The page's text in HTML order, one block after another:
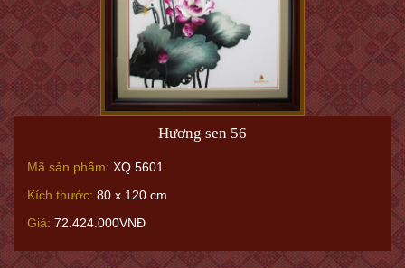
Hương sen 56
Mã sản phẩm: XQ.5601
Kích thước: 80 x 120 cm
Giá: 72.424.000VNĐ